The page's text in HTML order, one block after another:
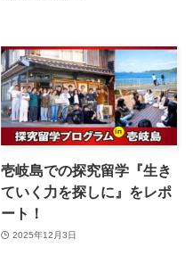
壱岐島での探究留学『生き
ていく力を探しに』をレポ
ート！
2025年12月3日